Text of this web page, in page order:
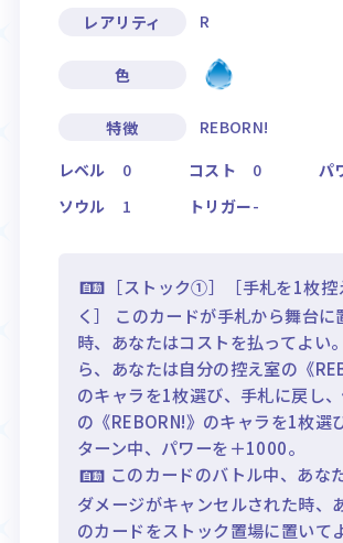
レアリティ R
色
特徴
REBORN!
レベル
0 コスト 0 パ
ソウル
1 トリガー-
［ストック①］［手札を1枚控
く］ このカードが手札から舞台に
時、あなたはコストを払ってよい
ら、あなたは自分の控え室の《
のキャラを1枚選び、手札に戻し
の《REBORN!》のキャラを1枚選
ターン中、パワーを＋1000。
このカードのバトル中、あな
ダメージがキャンセルされた時、
のカードをストック置場に置いて